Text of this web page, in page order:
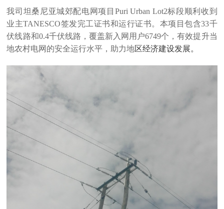
我司坦桑尼亚城郊配电网项目Puri Urban Lot2标段顺利收到
业主TANESCO签发完工证书和运行证书。本项目包含33千
伏线路和0.4千伏线路，覆盖新入网用户6749个，有效提升当
地农村电网的安全运行水平，助力地区经济建设发展。